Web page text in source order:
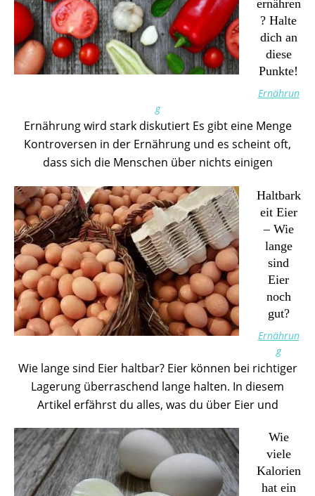
ernähren
? Halte
dich an
diese
Punkte!
Ernährun
g
Ernährung wird stark diskutiert Es gibt eine Menge
Kontroversen in der Ernährung und es scheint oft,
dass sich die Menschen über nichts einigen
Haltbark
eit Eier
– Wie
lange
sind
Eier
noch
gut?
Ernährun
g
Wie lange sind Eier haltbar? Eier können bei richtiger
Lagerung überraschend lange halten. In diesem
Artikel erfährst du alles, was du über Eier und
Wie
viele
Kalorien
hat ein